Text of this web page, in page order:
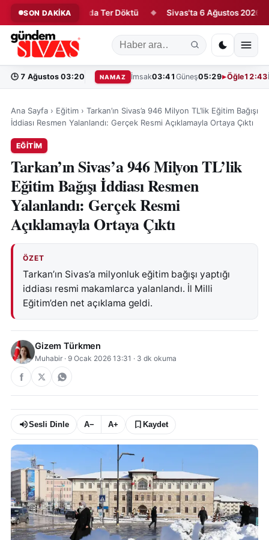
SON DAKİKA
İlk Antrenmanda Ter Döktü ◆ Sivas'ta 6 Ağustos 2026 Vefat
🕒 7 Ağustos 03:20 NAMAZ İmsak03:41 Güneş05:29 Öğle12:43
Ana Sayfa › Eğitim › Tarkan’ın Sivas’a 946 Milyon TL’lik Eğitim Bağışı
İddiası Resmen Yalanlandı: Gerçek Resmi Açıklamayla Ortaya Çıktı
EĞITIM
Tarkan’ın Sivas’a 946 Milyon TL’lik
Eğitim Bağışı İddiası Resmen
Yalanlandı: Gerçek Resmi
Açıklamayla Ortaya Çıktı
ÖZET
Tarkan’ın Sivas’a milyonluk eğitim bağışı yaptığı
iddiası resmi makamlarca yalanlandı. İl Milli
Eğitim’den net açıklama geldi.
Gizem Türkmen
Muhabir · 9 Ocak 2026 13:31 · 3 dk okuma
Sesli Dinle A− A+ Kaydet